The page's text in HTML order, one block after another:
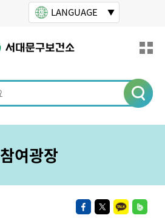
LANGUAGE
참여광장